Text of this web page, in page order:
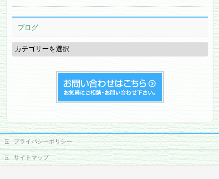
ブログ
ブ
ロ
グ
プライバシーポリシー
サイトマップ